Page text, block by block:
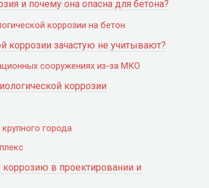
и почему она опасна для бетона?
коррозии на бетон
коррозии зачастую не учитывают?
сооружениях из-за МКО
коррозии
города
в проектировании и